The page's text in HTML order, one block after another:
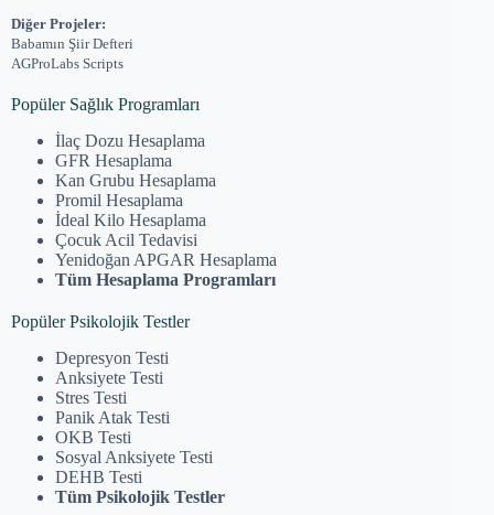
Diğer Projeler:
Babamın Şiir Defteri
AGProLabs Scripts
Popüler Sağlık Programları
İlaç Dozu Hesaplama
GFR Hesaplama
Kan Grubu Hesaplama
Promil Hesaplama
İdeal Kilo Hesaplama
Çocuk Acil Tedavisi
Yenidoğan APGAR Hesaplama
Tüm Hesaplama Programları
Popüler Psikolojik Testler
Depresyon Testi
Anksiyete Testi
Stres Testi
Panik Atak Testi
OKB Testi
Sosyal Anksiyete Testi
DEHB Testi
Tüm Psikolojik Testler